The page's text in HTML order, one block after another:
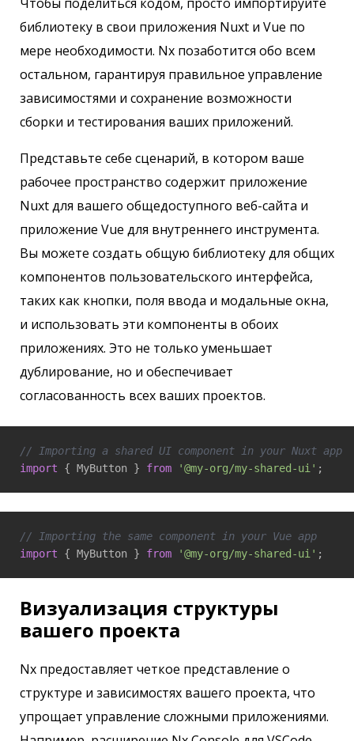
библиотеку в свои приложения Nuxt и Vue по
мере необходимости. Nx позаботится обо всем
остальном, гарантируя правильное управление
зависимостями и сохранение возможности
сборки и тестирования ваших приложений.
Представьте себе сценарий, в котором ваше
рабочее пространство содержит приложение
Nuxt для вашего общедоступного веб-сайта и
приложение Vue для внутреннего инструмента.
Вы можете создать общую библиотеку для общих
компонентов пользовательского интерфейса,
таких как кнопки, поля ввода и модальные окна,
и использовать эти компоненты в обоих
приложениях. Это не только уменьшает
дублирование, но и обеспечивает
согласованность всех ваших проектов.
// Importing a shared UI component in your Nuxt app
import { MyButton } from '@my-org/my-shared-ui' ;
// Importing the same component in your Vue app
import { MyButton } from '@my-org/my-shared-ui' ;
Визуализация структуры
вашего проекта
Nx предоставляет четкое представление о
структуре и зависимостях вашего проекта, что
упрощает управление сложными приложениями.